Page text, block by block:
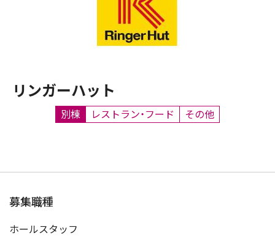
リンガーハット
別棟 レストラン・フード その他
募集職種
ホールスタッフ